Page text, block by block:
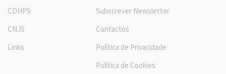
CDHPS
CNJS
Links
Subscrever Newsletter
Contactos
Política de Privacidade
Política de Cookies